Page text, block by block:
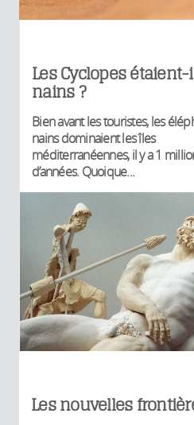
Les Cyclopes
nains ?
Bien avant les touristes, les
nains dominaient les îles
méditerranéennes, il y a 1
d’années. Quoique...
Les nouvelles